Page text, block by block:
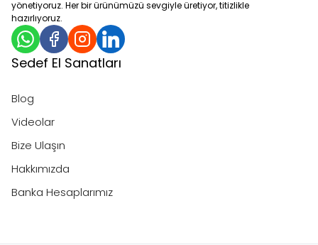
yönetiyoruz. Her bir ürünümüzü sevgiyle üretiyor, titizlikle
hazırlıyoruz.
Sedef El Sanatları
Blog
Videolar
Bize Ulaşın
Hakkımızda
Banka Hesaplarımız